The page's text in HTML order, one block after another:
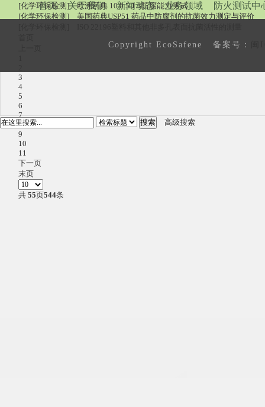
[化学环保检测 ]欧洲药典 10.0 5.1.3防腐能力测试
[化学环保检测 ] 美国药典USP51 药品中防腐剂的抗菌效力测定与评价
3
4
5
6
7
8
9
10
11
下一页
末页
共 55页544条
搜索 高级搜索
首页 关于我们 新闻动态 业务领域 防火测试中
Copyright EcoSafene 备案号：